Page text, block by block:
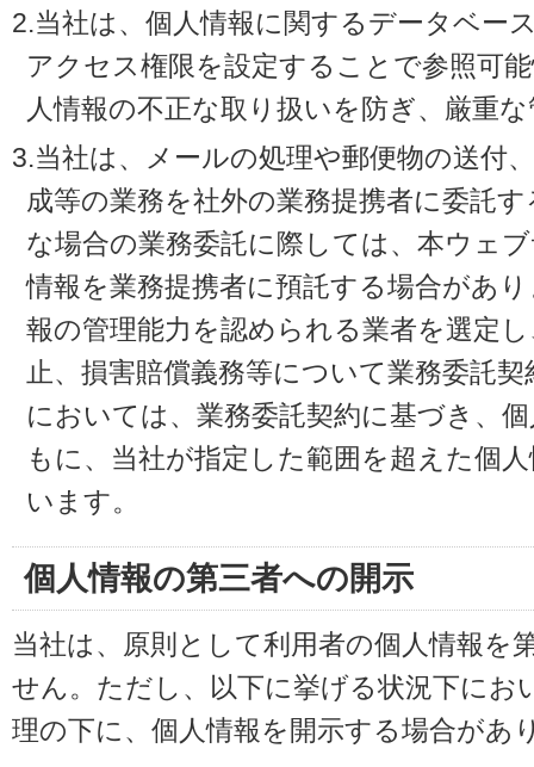
2.当社は、個人情報に関するデータベー
アクセス権限を設定することで参照可
人情報の不正な取り扱いを防ぎ、厳重
3.当社は、メールの処理や郵便物の送付
成等の業務を社外の業務提携者に委託
な場合の業務委託に際しては、本ウェ
情報を業務提携者に預託する場合があ
報の管理能力を認められる業者を選定
止、損害賠償義務等について業務委託
においては、業務委託契約に基づき、
もに、当社が指定した範囲を超えた個
います。
個人情報の第三者への開示
当社は、原則として利用者の個人情報を
せん。ただし、以下に挙げる状況下にお
理の下に、個人情報を開示する場合があ